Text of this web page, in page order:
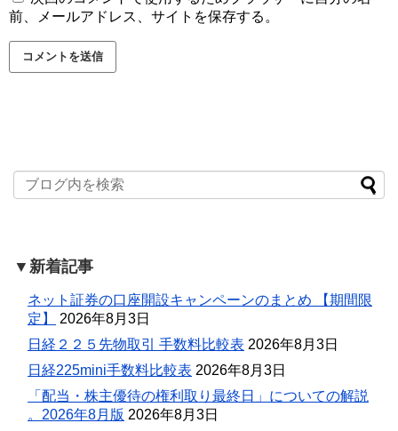
前、メールアドレス、サイトを保存する。
▼新着記事
ネット証券の口座開設キャンペーンのまとめ 【期間限
定】
2026年8月3日
日経２２５先物取引 手数料比較表 2026年8月3日
日経225mini手数料比較表 2026年8月3日
「配当・株主優待の権利取り最終日」についての解説
。2026年8月版 2026年8月3日